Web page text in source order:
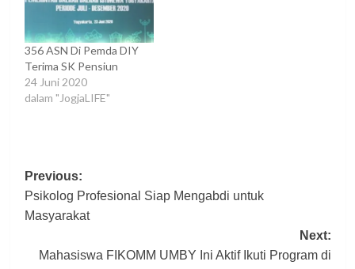
356 ASN Di Pemda DIY
Terima SK Pensiun
24 Juni 2020
dalam "JogjaLIFE"
Post
navigation
Previous:
Psikolog Profesional Siap Mengabdi untuk
Masyarakat
Next:
Mahasiswa FIKOMM UMBY Ini Aktif Ikuti Program di